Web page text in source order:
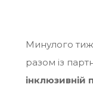
Минулого
разом із
інклюзивній